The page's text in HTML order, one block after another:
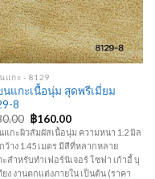
แกะ - 8129
นแกะเนื้อนุ่ม สุดพรีเมี่ยม
8
Original
price
was:
฿180.00.
฿160.00Current
price
is:
฿160.00.
แกะผิวสัมผัสเนื้อนุ่ม ความหนา 1.2 มิล
ว้าง 1.45 เมตร มีสีที่หลากหลาย
ะสำหรับทำเฟอร์นิเจอร์ โซฟา เก้าอี้ บุ
ยง งานตกแต่งภายใน เป็นต้น (ราคา